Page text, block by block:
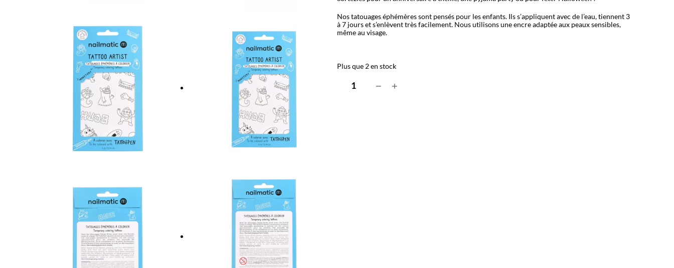
Nos tatouages éphémères sont pensés pour les enfants. Ils s’appliquent avec de l’eau, tiennent 3
à 7 jours et s’enlèvent très facilement. Nous utilisons une encre adaptée aux peaux sensibles,
même au visage.
Plus que 2 en stock
− +